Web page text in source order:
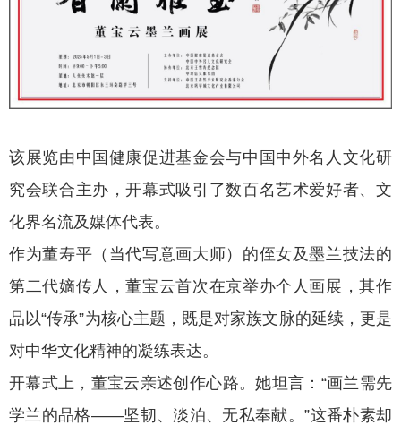
该展览由中国健康促进基金会与中国中外名人文化研
究会联合主办，开幕式吸引了数百名艺术爱好者、文
化界名流及媒体代表。
作为董寿平（当代写意画大师）的侄女及墨兰技法的
第二代嫡传人，董宝云首次在京举办个人画展，其作
品以“传承”为核心主题，既是对家族文脉的延续，更是
对中华文化精神的凝练表达。
开幕式上，董宝云亲述创作心路。她坦言：“画兰需先
学兰的品格——坚韧、淡泊、无私奉献。”这番朴素却